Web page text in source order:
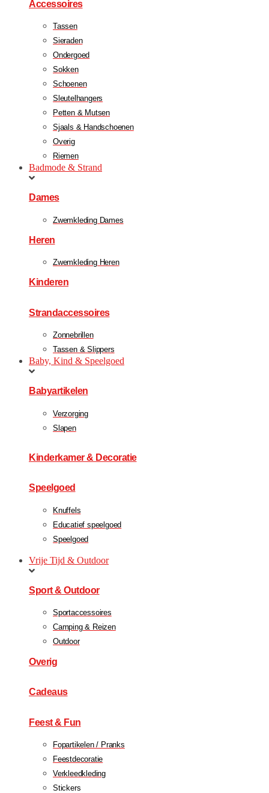
Accessoires
Tassen
Sieraden
Ondergoed
Sokken
Schoenen
Sleutelhangers
Petten & Mutsen
Sjaals & Handschoenen
Overig
Riemen
Badmode & Strand
Dames
Zwemkleding Dames
Heren
Zwemkleding Heren
Kinderen
Strandaccessoires
Zonnebrillen
Tassen & Slippers
Baby, Kind & Speelgoed
Babyartikelen
Verzorging
Slapen
Kinderkamer & Decoratie
Speelgoed
Knuffels
Educatief speelgoed
Speelgoed
Vrije Tijd & Outdoor
Sport & Outdoor
Sportaccessoires
Camping & Reizen
Outdoor
Overig
Cadeaus
Feest & Fun
Fopartikelen / Pranks
Feestdecoratie
Verkleedkleding
Stickers